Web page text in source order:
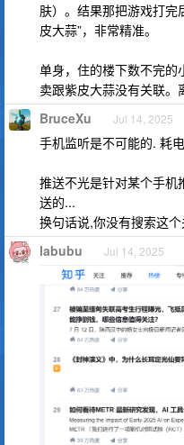
肤）。结果那把游戏打完
皮大蒜”，非常精准。
单身，住的楼下数不完的
卖跟紫皮大蒜没有关联。
BruceXu Jul 14, 2025
手机监听是不可能的. 耗
推送不光是针对某个手机
送的...
换句话说,你没有搜索这
labubu Jul 14, 2025